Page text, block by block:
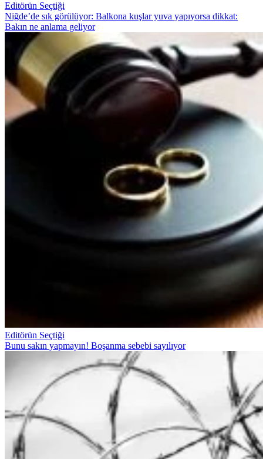
Editörün Seçtiği
Niğde’de sık görülüyor: Balkona kuşlar yuva yapıyorsa dikkat:
Bakın ne anlama geliyor
Editörün Seçtiği
Bunu sakın yapmayın! Boşanma sebebi sayılıyor